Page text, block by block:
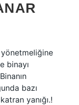
yönetmeliğine
binayı
bazı
yanığı.!